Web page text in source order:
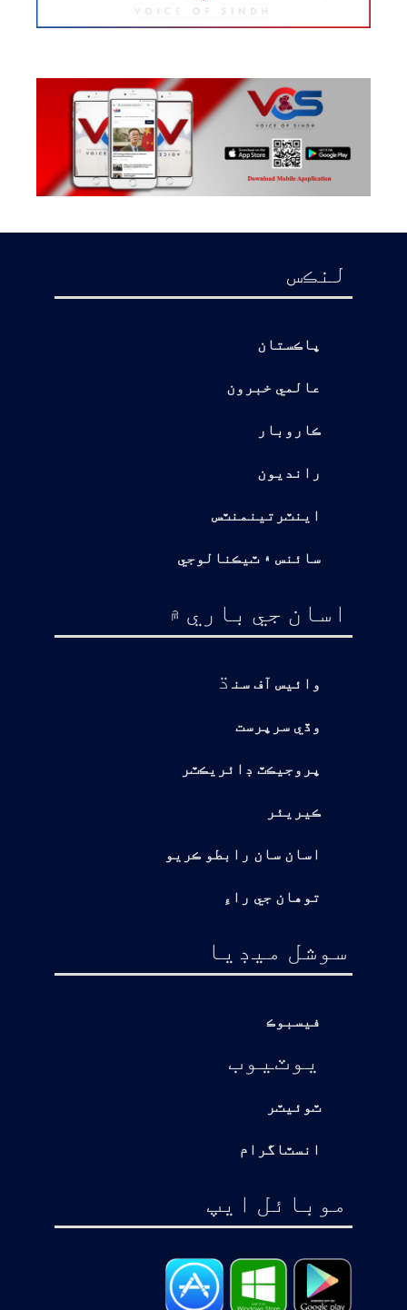
لنڪس
پاڪستان
عالمي خبرون
ڪاروبار
رانديون
اينٽرتينمنٽس
سائنس ۽ ٽيڪنالوجي
اسان جي باري ۾
وائيس آف سن ڌ
وڏي سرپرست
پروجيڪٽ ڊائريڪٽر
ڪيريئر
اسان سان رابطو ڪريو
توهان جي راءِ
سوشل ميڊيا
فيسبوڪ
يوٽيوب
ٽوئيٽر
انسٽاگرام
موبائل ايپ